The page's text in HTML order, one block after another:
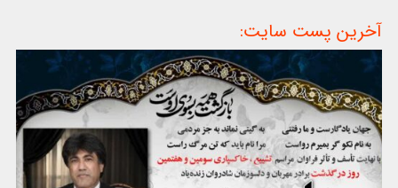
آخرین پست سایت: